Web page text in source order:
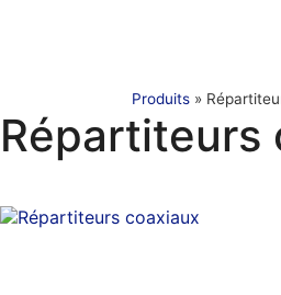
Produits »
Répartiteurs